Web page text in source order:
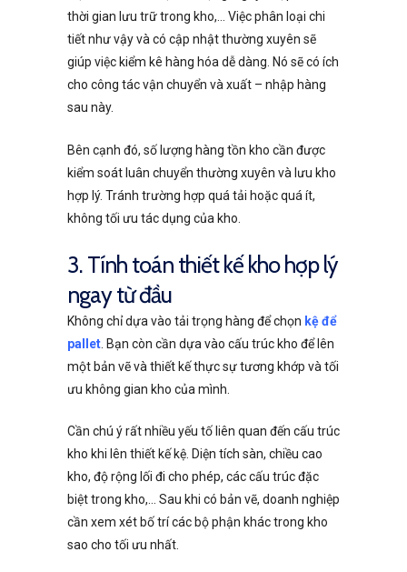
thời gian lưu trữ trong kho,… Việc phân loại chi
tiết như vậy và có cập nhật thường xuyên sẽ
giúp việc kiểm kê hàng hóa dễ dàng. Nó sẽ có ích
cho công tác vận chuyển và xuất – nhập hàng
sau này.
Bên cạnh đó, số lượng hàng tồn kho cần được
kiểm soát luân chuyển thường xuyên và lưu kho
hợp lý. Tránh trường hợp quá tải hoặc quá ít,
không tối ưu tác dụng của kho.
3. Tính toán thiết kế kho hợp lý
ngay từ đầu
Không chỉ dựa vào tải trọng hàng để chọn kệ để
pallet . Bạn còn cần dựa vào cấu trúc kho để lên
một bản vẽ và thiết kế thực sự tương khớp và tối
ưu không gian kho của mình.
Cần chú ý rất nhiều yếu tố liên quan đến cấu trúc
kho khi lên thiết kế kệ. Diện tích sàn, chiều cao
kho, độ rộng lối đi cho phép, các cấu trúc đặc
biệt trong kho,… Sau khi có bản vẽ, doanh nghiệp
cần xem xét bố trí các bộ phận khác trong kho
sao cho tối ưu nhất.